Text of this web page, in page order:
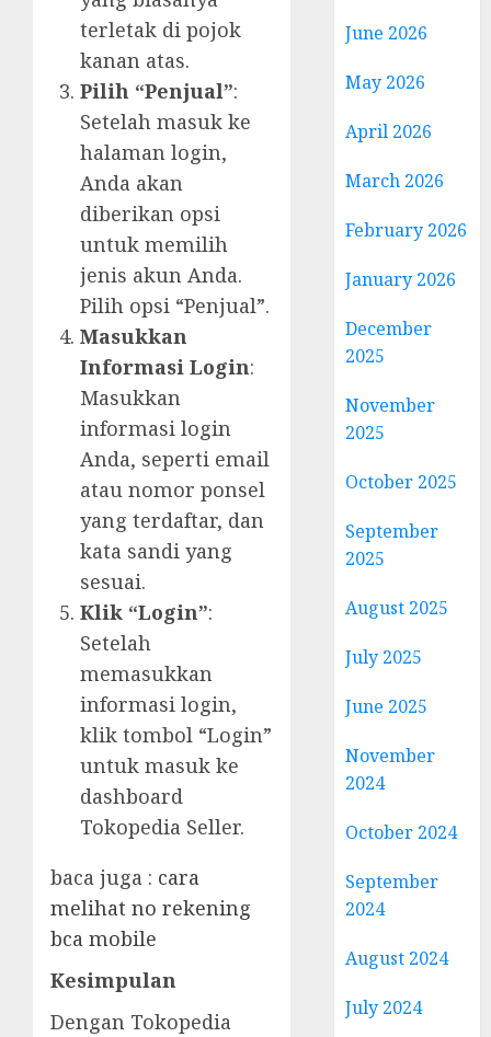
terletak di pojok
kanan atas.
Pilih “Penjual”:
Setelah masuk ke
halaman login,
Anda akan
diberikan opsi
untuk memilih
jenis akun Anda.
Pilih opsi “Penjual”.
Masukkan
Informasi Login:
Masukkan
informasi login
Anda, seperti email
atau nomor ponsel
yang terdaftar, dan
kata sandi yang
sesuai.
Klik “Login”:
Setelah
memasukkan
informasi login,
klik tombol “Login”
untuk masuk ke
dashboard
Tokopedia Seller.
baca juga : cara
melihat no rekening
bca mobile
Kesimpulan
Dengan Tokopedia
June 2026
May 2026
April 2026
March 2026
February 2026
January 2026
December
2025
November
2025
October 2025
September
2025
August 2025
July 2025
June 2025
November
2024
October 2024
September
2024
August 2024
July 2024